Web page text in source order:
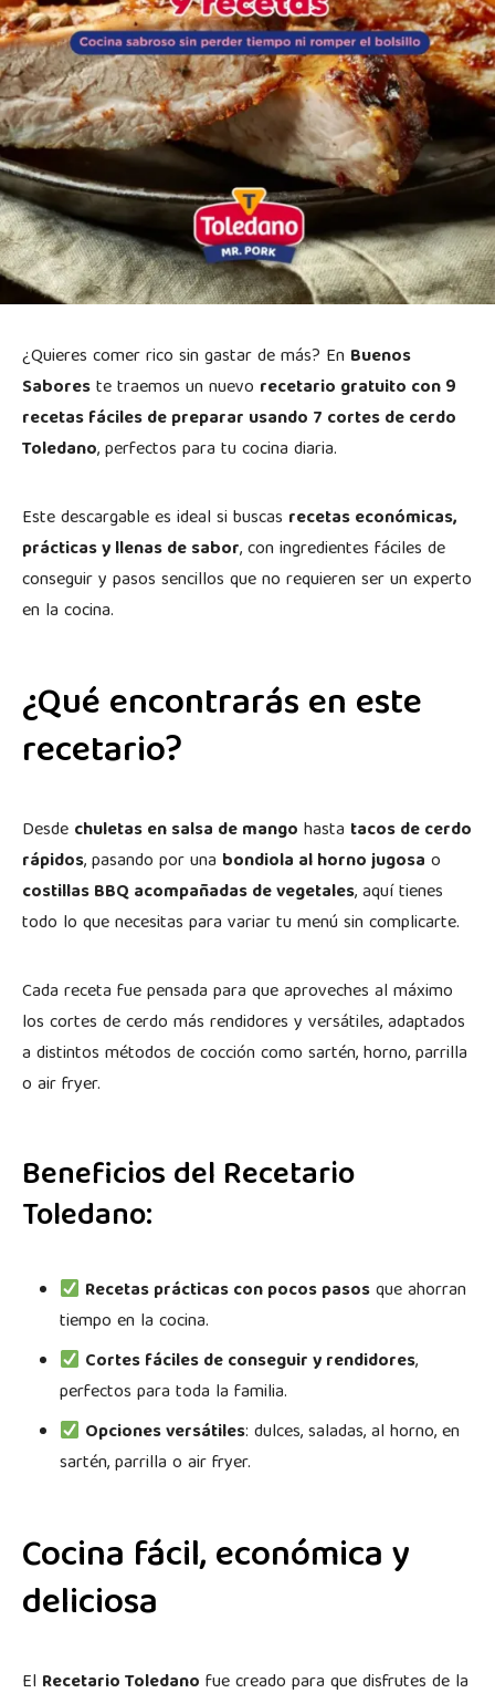
¿Quieres comer rico sin gastar de más? En Buenos
Saboreste traemos un nuevo recetario gratuito con 9
recetas fáciles de preparar usando 7 cortes de cerdo
Toledano, perfectos para tu cocina diaria.
Este descargable es ideal si buscas recetas económicas,
prácticas y llenas de sabor, con ingredientes fáciles de
conseguir y pasos sencillos que no requieren ser un experto
en la cocina.
¿Qué encontrarás en este
recetario?
Desde chuletas en salsa de mango hasta tacos de cerdo
rápidos, pasando por una bondiola al horno jugosa o
costillas BBQ acompañadas de vegetales, aquí tienes
todo lo que necesitas para variar tu menú sin complicarte.
Cada receta fue pensada para que aproveches al máximo
los cortes de cerdo más rendidores y versátiles, adaptados
a distintos métodos de cocción como sartén, horno, parrilla
o air fryer.
Beneficios del Recetario
Toledano:
Recetas prácticas con pocos pasosque ahorran
tiempo en la cocina.
Cortes fáciles de conseguir y rendidores,
perfectos para toda la familia.
Opciones versátiles: dulces, saladas, al horno, en
sartén, parrilla o air fryer.
Cocina fácil, económica y
deliciosa
El Recetario Toledano fue creado para que disfrutes de la